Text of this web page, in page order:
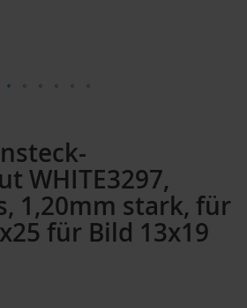
WHITE3297,
1,20mm stark, für
für Bild 13x19